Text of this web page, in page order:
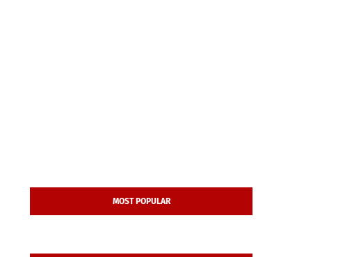
MOST POPULAR